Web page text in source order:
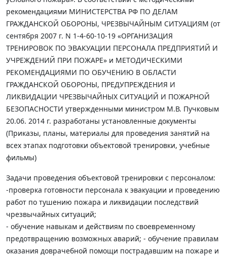
рекомендациями МИНИСТЕРСТВА РФ ПО ДЕЛАМ
ГРАЖДАНСКОЙ ОБОРОНЫ, ЧРЕЗВЫЧАЙНЫМ СИТУАЦИЯМ (от
сентября 2007 г. N 1-4-60-10-19 «ОРГАНИЗАЦИЯ
ТРЕНИРОВОК ПО ЭВАКУАЦИИ ПЕРСОНАЛА ПРЕДПРИЯТИЙ И
УЧРЕЖДЕНИЙ ПРИ ПОЖАРЕ» и МЕТОДИЧЕСКИМИ
РЕКОМЕНДАЦИЯМИ ПО ОБУЧЕНИЮ В ОБЛАСТИ
ГРАЖДАНСКОЙ ОБОРОНЫ, ПРЕДУПРЕЖДЕНИЯ И
ЛИКВИДАЦИИ ЧРЕЗВЫЧАЙНЫХ СИТУАЦИЙ И ПОЖАРНОЙ
БЕЗОПАСНОСТИ утвержденными министром М.В. Пучковым
20.06. 2014 г. разработаны установленные документы
(Приказы, планы, материалы для проведения занятий на
всех этапах подготовки объектовой тренировки, учебные
фильмы)
Задачи проведения объектовой тренировки с персоналом:
-проверка готовности персонала к эвакуации и проведению
работ по тушению пожара и ликвидации последствий
чрезвычайных ситуаций;
- обучение навыкам и действиям по своевременному
предотвращению возможных аварий; - обучение правилам
оказания доврачебной помощи пострадавшим на пожаре и